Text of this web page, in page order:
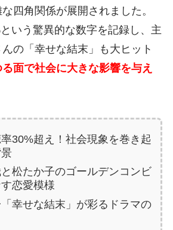
四角関係が展開されました。
いう驚異的な数字を記録し、主
の「幸せな結末」も大ヒット
面で社会に大きな影響を与え
30%超え！社会現象を巻き起
松たか子のゴールデンコンビ
恋愛模様
幸せな結末」が彩るドラマの